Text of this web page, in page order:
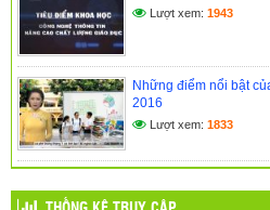
Lượt xem: 1943
Những điểm nổi bật
2016
Lượt xem: 1833